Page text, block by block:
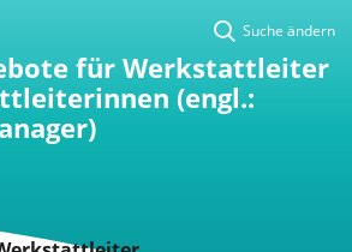
Suche ändern
für Werkstattleiter
(engl.: